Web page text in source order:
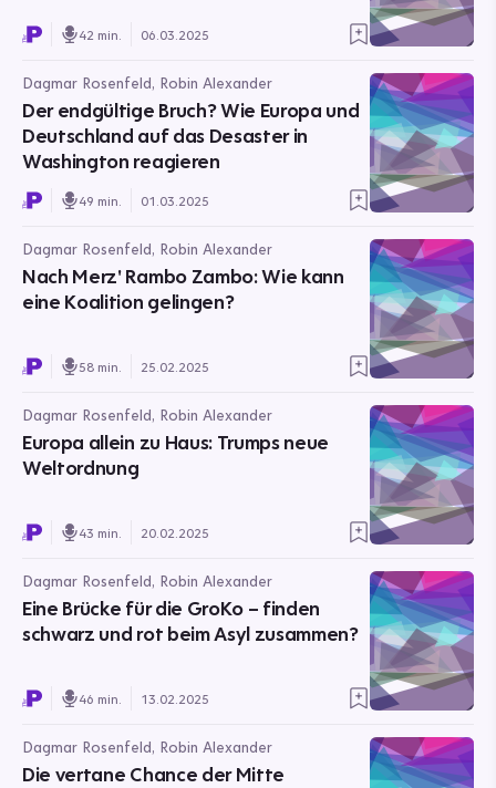
42 min. 06.03.2025
Dagmar Rosenfeld, Robin Alexander
Der endgültige Bruch? Wie Europa und
Deutschland auf das Desaster in
Washington reagieren
49 min. 01.03.2025
Dagmar Rosenfeld, Robin Alexander
Nach Merz' Rambo Zambo: Wie kann
eine Koalition gelingen?
58 min. 25.02.2025
Dagmar Rosenfeld, Robin Alexander
Europa allein zu Haus: Trumps neue
Weltordnung
43 min. 20.02.2025
Dagmar Rosenfeld, Robin Alexander
Eine Brücke für die GroKo – finden
schwarz und rot beim Asyl zusammen?
46 min. 13.02.2025
Dagmar Rosenfeld, Robin Alexander
Die vertane Chance der Mitte